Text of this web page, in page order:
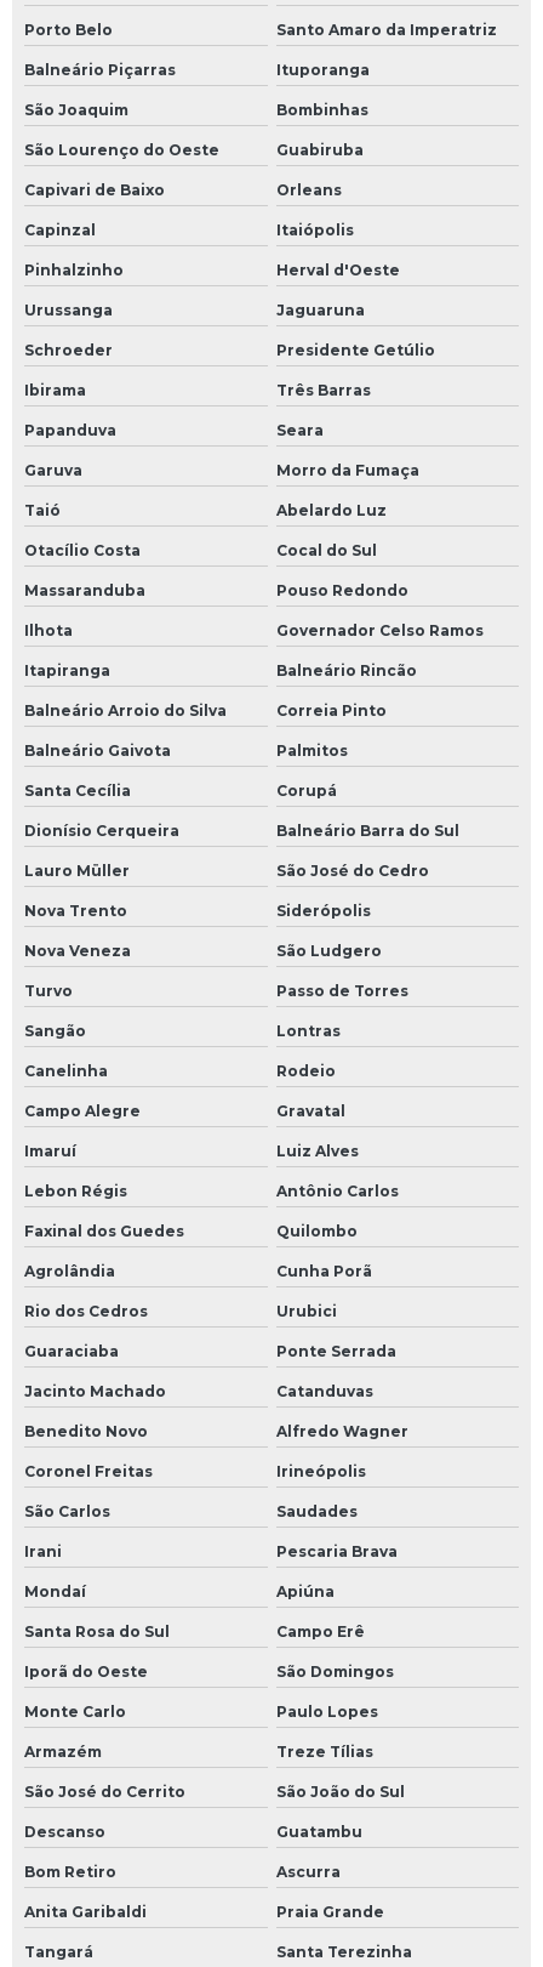
Plano de controle ambiental de obras
Programa de gerenciamento de resíduos sólidos
Programa de monitoramento de ruídos e vibrações
Programas de gestão ambiental
Relatório ambiental preliminar rap
Relatório final de pesquisa mineral
Requerimento de autorização de pesquisa mineral
Requerimento de pesquisa mineral
Serviço de aerolevantamento
Serviço de batimetria
Serviço de licenciamento ambiental
Serviço de topografia quanto custa
Serviço de topografia valor
Serviços de topografia
Serviços de topografia com drone
Serviços de topografia preços
Serviços em mineração
Topografia de terreno
Topografia de terreno irregular
Topografia de terreno quanto custa
Porto Belo Santo Amaro da Imperatriz
Balneário Piçarras Ituporanga
São Joaquim Bombinhas
São Lourenço do Oeste Guabiruba
Capivari de Baixo Orleans
Capinzal Itaiópolis
Pinhalzinho Herval d'Oeste
Urussanga Jaguaruna
Schroeder Presidente Getúlio
Ibirama Três Barras
Papanduva Seara
Garuva Morro da Fumaça
Taió Abelardo Luz
Otacílio Costa Cocal do Sul
Massaranduba Pouso Redondo
Ilhota Governador Celso Ramos
Itapiranga Balneário Rincão
Balneário Arroio do Silva Correia Pinto
Balneário Gaivota Palmitos
Santa Cecília Corupá
Dionísio Cerqueira Balneário Barra do Sul
Lauro Müller São José do Cedro
Nova Trento Siderópolis
Nova Veneza São Ludgero
Turvo Passo de Torres
Sangão Lontras
Canelinha Rodeio
Campo Alegre Gravatal
Imaruí Luiz Alves
Lebon Régis Antônio Carlos
Faxinal dos Guedes Quilombo
Agrolândia Cunha Porã
Rio dos Cedros Urubici
Guaraciaba Ponte Serrada
Jacinto Machado Catanduvas
Benedito Novo Alfredo Wagner
Coronel Freitas Irineópolis
São Carlos Saudades
Irani Pescaria Brava
Mondaí Apiúna
Santa Rosa do Sul Campo Erê
Iporã do Oeste São Domingos
Monte Carlo Paulo Lopes
Armazém Treze Tílias
São José do Cerrito São João do Sul
Descanso Guatambu
Bom Retiro Ascurra
Anita Garibaldi Praia Grande
Tangará Santa Terezinha